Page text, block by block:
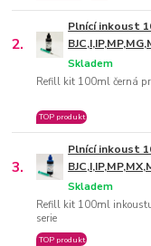
2.
Plnící inkoust
Refill kit 100ml černá
Skladem
TOP produkt
3.
Plnící inkoust
Refill kit 100ml inkoustu
serie
Skladem
TOP produkt